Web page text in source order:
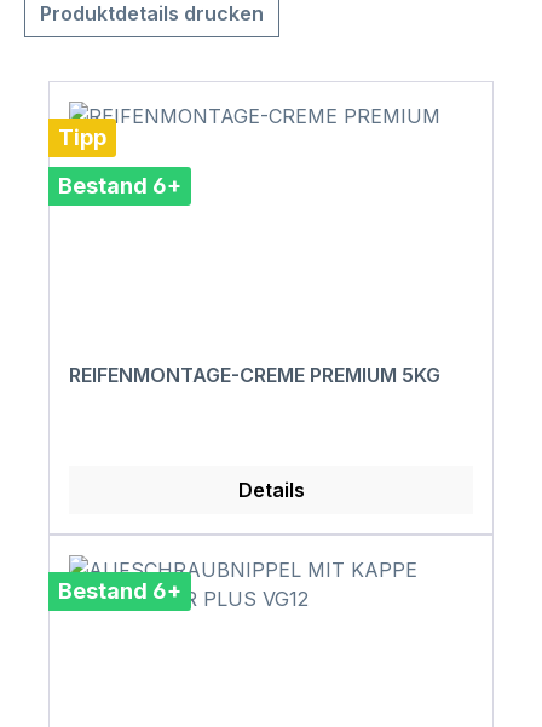
Produktdetails drucken
Tipp
Bestand 6+
REIFENMONTAGE-CREME PREMIUM 5KG
Details
Bestand 6+